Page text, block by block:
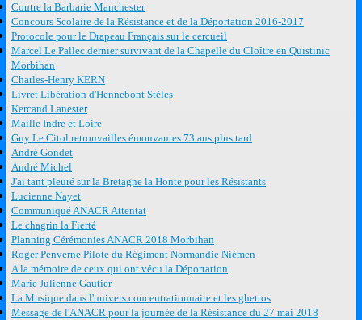
Contre la Barbarie Manchester
Concours Scolaire de la Résistance et de la Déportation 2016-2017
Protocole pour le Drapeau Français sur le cercueil
Marcel Le Pallec dernier survivant de la Chapelle du Cloître en Quistinic
Morbihan
Charles-Henry KERN
Livret Libération d'Hennebont Stèles
Kercand Lanester
Maille Indre et Loire
Guy Le Citol retrouvailles émouvantes 73 ans plus tard
André Gondet
André Michel
J'ai tant pleuré sur la Bretagne la Honte pour les Résistants
Lucienne Nayet
Communiqué ANACR Attentat
Le chagrin la Fierté
Planning Cérémonies ANACR 2018 Morbihan
Roger Penverne Pilote du Régiment Normandie Niémen
A la mémoire de ceux qui ont vécu la Déportation
Marie Julienne Gautier
La Musique dans l'univers concentrationnaire et les ghettos
Message de l'ANACR pour la journée de la Résistance du 27 mai 2018